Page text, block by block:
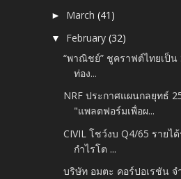
► March(41)
▼ February(32)
“พาณิชย์” ชูคราฟต์ไทยเป็
ท่อง...
NRF ประกาศแผนกลยุทธ์
"แพลตฟอร์มเพื่อผ...
CIVIL โชว์งบ Q4/65 รายไ
กำไรโต ...
บริษัท อมตะ คอร์ปอเรชัน